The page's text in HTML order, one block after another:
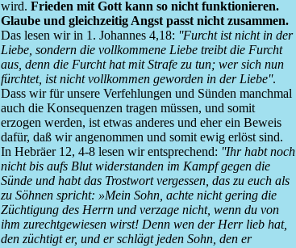
wird. Frieden mit Gott kann so nicht funktionieren.
Glaube und gleichzeitig Angst passt nicht zusammen.
Das lesen wir in 1. Johannes 4,18: ''Furcht ist nicht in der
Liebe, sondern die vollkommene Liebe treibt die Furcht
aus, denn die Furcht hat mit Strafe zu tun; wer sich nun
fürchtet, ist nicht vollkommen geworden in der Liebe''.
Dass wir für unsere Verfehlungen und Sünden manchmal
auch die Konsequenzen tragen müssen, und somit
erzogen werden, ist etwas anderes und eher ein Beweis
dafür, daß wir angenommen und somit ewig erlöst sind.
In Hebräer 12, 4-8 lesen wir entsprechend: ''Ihr habt noch
nicht bis aufs Blut widerstanden im Kampf gegen die
Sünde und habt das Trostwort vergessen, das zu euch als
zu Söhnen spricht: »Mein Sohn, achte nicht gering die
Züchtigung des Herrn und verzage nicht, wenn du von
ihm zurechtgewiesen wirst! Denn wen der Herr lieb hat,
den züchtigt er, und er schlägt jeden Sohn, den er